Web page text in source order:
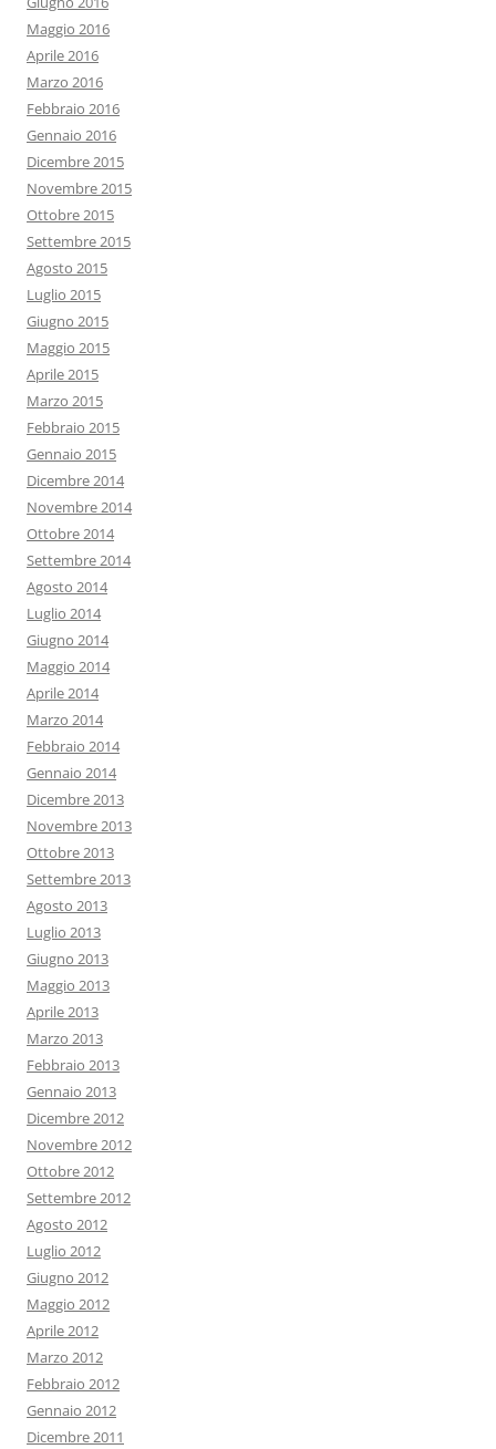
Maggio 2016
Aprile 2016
Marzo 2016
Febbraio 2016
Gennaio 2016
Dicembre 2015
Novembre 2015
Ottobre 2015
Settembre 2015
Agosto 2015
Luglio 2015
Giugno 2015
Maggio 2015
Aprile 2015
Marzo 2015
Febbraio 2015
Gennaio 2015
Dicembre 2014
Novembre 2014
Ottobre 2014
Settembre 2014
Agosto 2014
Luglio 2014
Giugno 2014
Maggio 2014
Aprile 2014
Marzo 2014
Febbraio 2014
Gennaio 2014
Dicembre 2013
Novembre 2013
Ottobre 2013
Settembre 2013
Agosto 2013
Luglio 2013
Giugno 2013
Maggio 2013
Aprile 2013
Marzo 2013
Febbraio 2013
Gennaio 2013
Dicembre 2012
Novembre 2012
Ottobre 2012
Settembre 2012
Agosto 2012
Luglio 2012
Giugno 2012
Maggio 2012
Aprile 2012
Marzo 2012
Febbraio 2012
Gennaio 2012
Dicembre 2011